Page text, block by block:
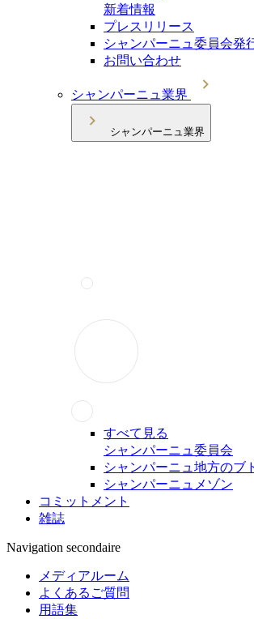
新着情報
プレスリリース
シャンパーニュ委員会発
お問い合わせ
シャンパーニュ業界
シャンパーニュ業界
すべて見る
シャンパーニュ委員会
シャンパーニュ地方のブ
シャンパーニュメゾン
コミットメント
雑誌
Navigation secondaire
メディアルーム
よくあるご質問
用語集